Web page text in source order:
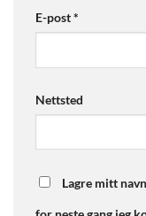
E-post*
Nettsted
Lagre mitt